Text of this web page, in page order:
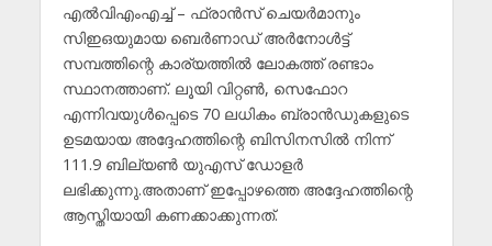
എൽ‌വി‌എം‌എച്ച് – ഫ്രാൻസ് ചെയർമാനും
സിഇഒയുമായ ബെർണാഡ് അർനോൾട്ട്
സമ്പത്തിന്റെ കാര്യത്തിൽ ലോകത്ത് രണ്ടാം
സ്ഥാനത്താണ്. ലൂയി വിറ്റൺ, സെഫോറ
എന്നിവയുൾപ്പെടെ 70 ലധികം ബ്രാൻഡുകളുടെ
ഉടമയായ അദ്ദേഹത്തിന്റെ ബിസിനസിൽ നിന്ന്
111.9 ബില്യൺ യുഎസ് ഡോളർ
ലഭിക്കുന്നു.അതാണ് ഇപ്പോഴത്തെ അദ്ദേഹത്തിന്റെ
ആസ്തിയായി കണക്കാക്കുന്നത്.